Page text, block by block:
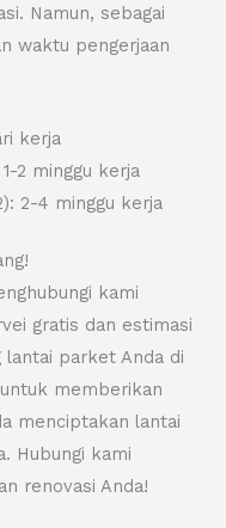
Namun, sebagai
waktu pengerjaan
kerja
2 minggu kerja
2-4 minggu kerja
kami
gratis dan estimasi
parket Anda di
memberikan
menciptakan lantai
Hubungi kami
renovasi Anda!